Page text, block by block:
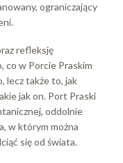
ograniczający
refleksję
co w Porcie Praskim
lecz także to, jak
jak on. Port Praski
oddolnie
w którym można
się od świata.